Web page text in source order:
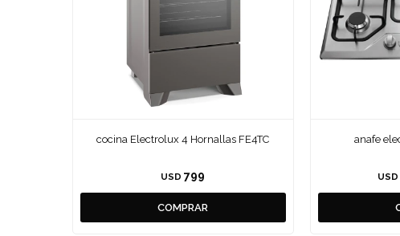
cocina Electrolux 4 Hornallas FE4TC
USD 799
anafe
USD